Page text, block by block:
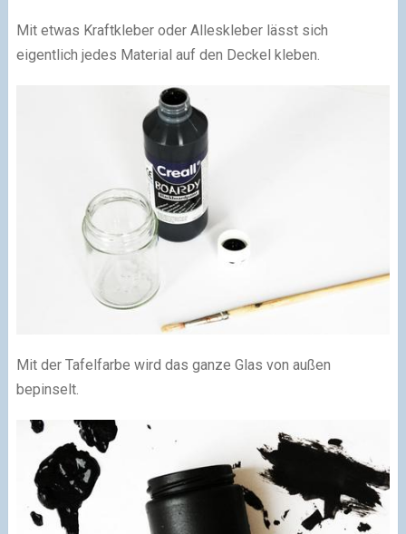
Mit etwas Kraftkleber oder Alleskleber lässt sich
eigentlich jedes Material auf den Deckel kleben.
Mit der Tafelfarbe wird das ganze Glas von außen
bepinselt.